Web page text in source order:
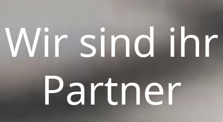
Wir sind ihr
Partner